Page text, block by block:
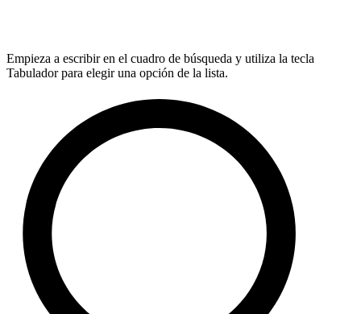
Empieza a escribir en el cuadro de búsqueda y utiliza la tecla
Tabulador para elegir una opción de la lista.